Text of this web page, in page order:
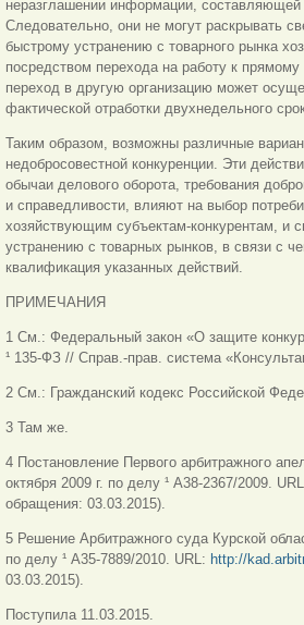
неразглашении информации, составляющей
Следовательно, они не могут раскрывать
быстрому устранению с товарного рынка
посредством перехода на работу к прямому
переход в другую организацию может
фактической отработки двухнедельного
Таким образом, возможны различные
недобросовестной конкуренции. Эти
обычаи делового оборота, требования
и справедливости, влияют на выбор
хозяйствующим субъектам-конкурентам, и
устранению с товарных рынков, в связи с
квалификация указанных действий.
ПРИМЕЧАНИЯ
1 См.: Федеральный закон «О защите
¹ 135-ФЗ // Справ.-прав. система
2 См.: Гражданский кодекс Российской
3 Там же.
4 Постановление Первого арбитражного
октября 2009 г. по делу ¹ А38-2367/2009.
обращения: 03.03.2015).
5 Решение Арбитражного суда Курской
по делу ¹ А35-7889/2010. URL: http://
03.03.2015).
Поступила 11.03.2015.